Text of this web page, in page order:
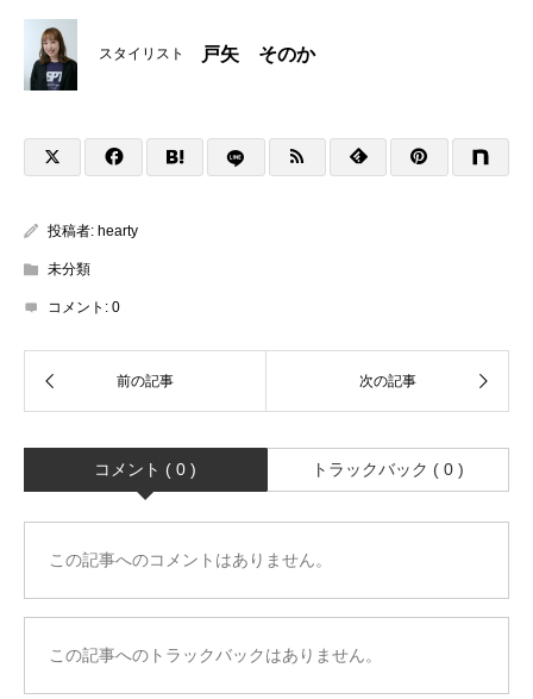
スタイリスト 戸矢 そのか
投稿者: hearty
未分類
コメント: 0
コメント ( 0 ) トラックバック ( 0 )
この記事へのコメントはありません。
この記事へのトラックバックはありません。